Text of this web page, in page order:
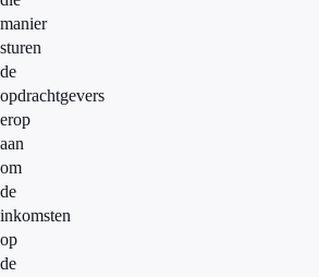
manier
sturen
de
opdrachtgevers
erop
aan
om
de
inkomsten
op
de